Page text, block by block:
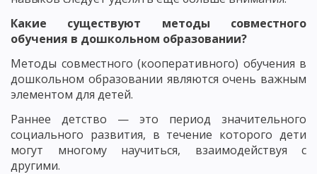
Какие существуют методы совместного
обучения в дошкольном образовании?
Методы совместного (кооперативного) обучения в
дошкольном образовании являются очень важным
элементом для детей.
Раннее детство — это период значительного
социального развития, в течение которого дети
могут многому научиться, взаимодействуя с
другими.